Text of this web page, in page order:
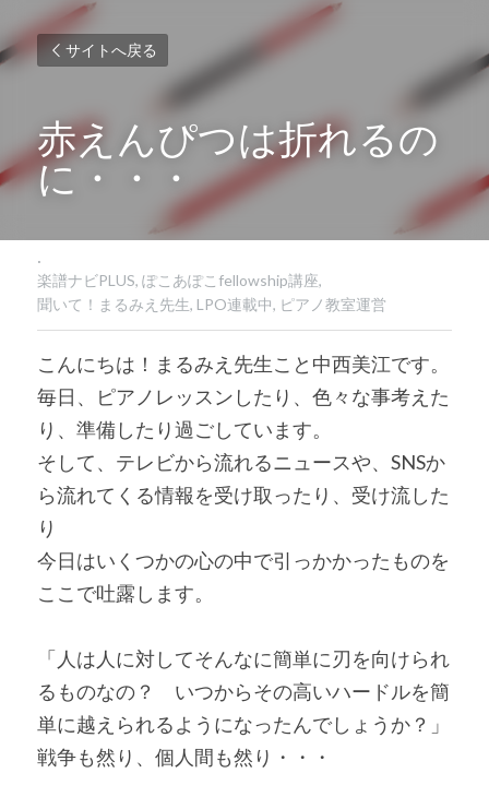
サイトへ戻る
赤えんぴつは折れるの
に・・・
·
楽譜ナビPLUS, ぽこあぽこfellowship講座,
聞いて！まるみえ先生, LPO連載中, ピアノ教室運営
こんにちは！まるみえ先生こと中西美江です。
毎日、ピアノレッスンしたり、色々な事考えた
り、準備したり過ごしています。
そして、テレビから流れるニュースや、SNSか
ら流れてくる情報を受け取ったり、受け流した
り
今日はいくつかの心の中で引っかかったものを
ここで吐露します。
「人は人に対してそんなに簡単に刃を向けられ
るものなの？　いつからその高いハードルを簡
単に越えられるようになったんでしょうか？」
戦争も然り、個人間も然り・・・